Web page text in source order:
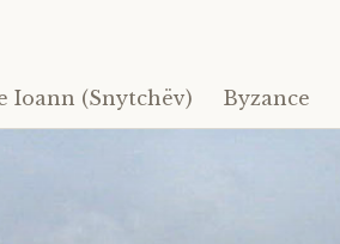
Ioann (Snytchëv) Byzance